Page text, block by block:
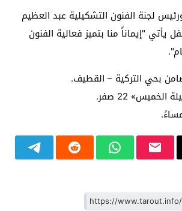
لجنة الفنون التشكيلية عبد العظيم
يأتي "إيماناً منا بتميز فعالية الفنون
بحي التركية – القطيف.
الخميس» 22 صفر.